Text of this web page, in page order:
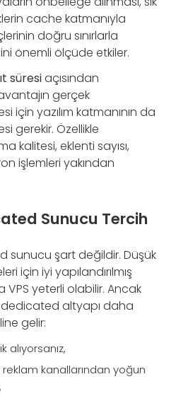
cache katmanıyla
doğru sınırlarla
önemli ölçüde etkiler.
süresiaçısından
gerçek
yazılım katmanının da
gerekir. Özellikle
kalitesi, eklenti sayısı,
işlemleri yakından
Sunucu Tercih
sunucu şart değildir. Düşük
için iyi yapılandırılmış
VPS yeterli olabilir. Ancak
altyapı daha
gelir:
alıyorsanız,
kanallarından yoğun